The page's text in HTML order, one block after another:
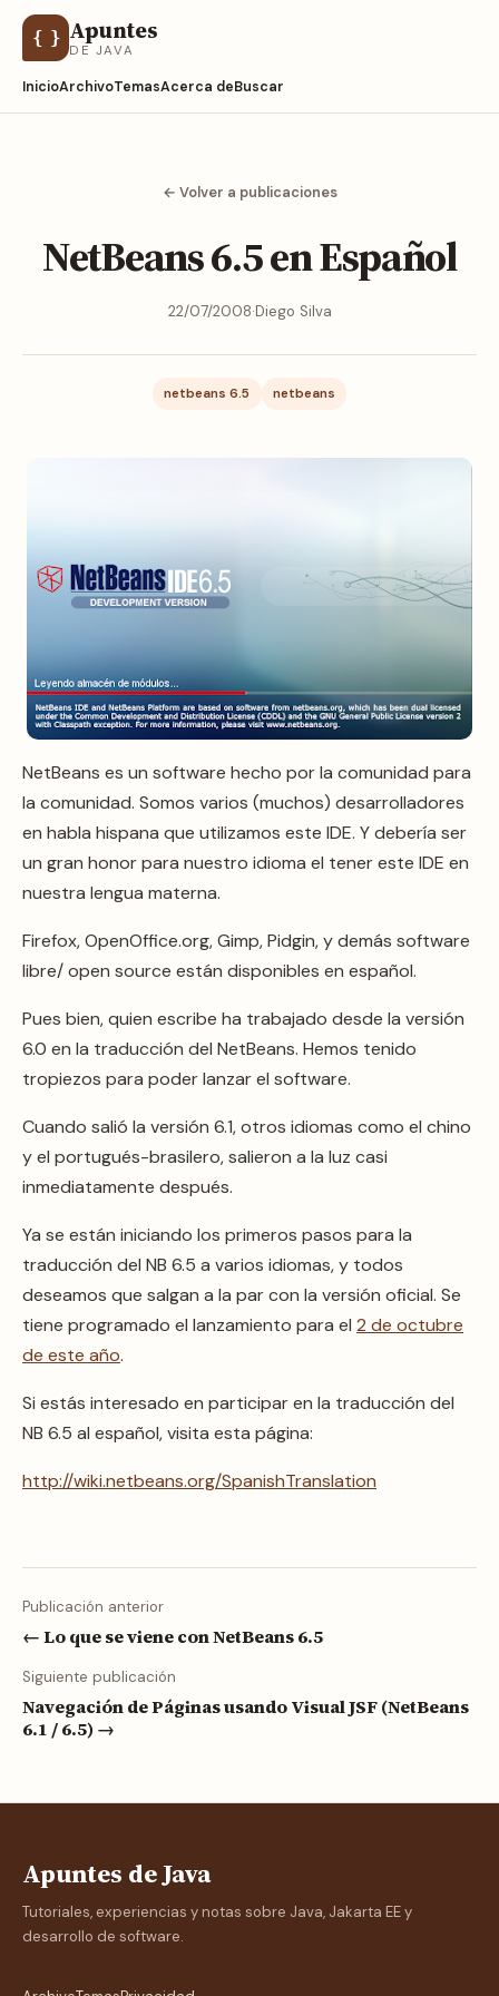
{ } Apuntes
DE JAVA
InicioArchivoTemasAcerca deBuscar
← Volver a publicaciones
NetBeans 6.5 en Español
22/07/2008·Diego Silva
netbeans 6.5 netbeans
NetBeans es un software hecho por la comunidad para
la comunidad. Somos varios (muchos) desarrolladores
en habla hispana que utilizamos este IDE. Y debería ser
un gran honor para nuestro idioma el tener este IDE en
nuestra lengua materna.
Firefox, OpenOffice.org, Gimp, Pidgin, y demás software
libre/ open source están disponibles en español.
Pues bien, quien escribe ha trabajado desde la versión
6.0 en la traducción del NetBeans. Hemos tenido
tropiezos para poder lanzar el software.
Cuando salió la versión 6.1, otros idiomas como el chino
y el portugués-brasilero, salieron a la luz casi
inmediatamente después.
Ya se están iniciando los primeros pasos para la
traducción del NB 6.5 a varios idiomas, y todos
deseamos que salgan a la par con la versión oficial. Se
tiene programado el lanzamiento para el 2 de octubre
de este año.
Si estás interesado en participar en la traducción del
NB 6.5 al español, visita esta página:
http://wiki.netbeans.org/SpanishTranslation
Publicación anterior
← Lo que se viene con NetBeans 6.5
Siguiente publicación
Navegación de Páginas usando Visual JSF (NetBeans
6.1 / 6.5) →
Apuntes de Java
Tutoriales, experiencias y notas sobre Java, Jakarta EE y
desarrollo de software.